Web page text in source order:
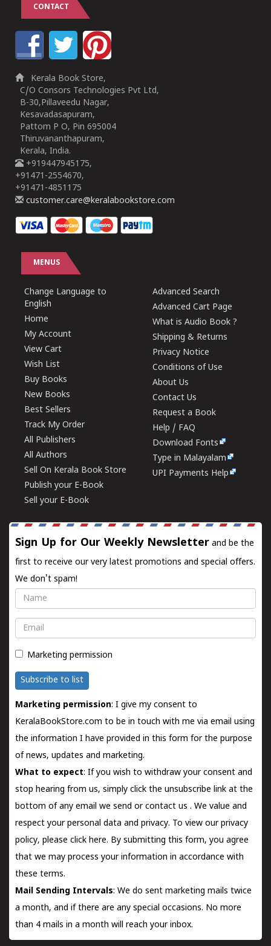
CONTACT
Kerala Book Store,
C/O Consors Technologies Pvt Ltd,
B-30,Pillaveedu Nagar,
Kesavadasapuram,
Pattom P O, Pin 695004
Thiruvananthapuram,
Kerala, India.
+919447945175,
+91471-2554670,
+91471-4851175
customer.care@keralabookstore.com
MENUS
Change Language to
English
Home
My Account
View Cart
Wish List
Buy Books
New Books
Best Sellers
Track My Order
All Publishers
All Authors
Sell On Kerala Book Store
Publish your E-Book
Sell your E-Book
Advanced Search
Advanced Cart Page
What is Audio Book ?
Shipping & Returns
Privacy Notice
Conditions of Use
About Us
Contact Us
Request a Book
Help / FAQ
Download Fonts
Type in Malayalam
UPI Payments Help
Sign Up for Our Weekly Newsletter and be the
first to receive our very latest promotions and special offers.
We don't spam!
Name
Email
Marketing permission
Subscribe to list
Marketing permission: I give my consent to
KeralaBookStore.com to be in touch with me via email using
the information I have provided in this form for the purpose
of news, updates and marketing.
What to expect: If you wish to withdraw your consent and
stop hearing from us, simply click the unsubscribe link at the
bottom of any email we send orcontact us . We value and
respect your personal data and privacy. To view our privacy
policy, please click here. By submitting this form, you agree
that we may process your information in accordance with
these terms.
Mail Sending Intervals: We do sent marketing mails twice
a month, and if there are any special occasions. No more
than 4 mails in a month will reach your inbox.